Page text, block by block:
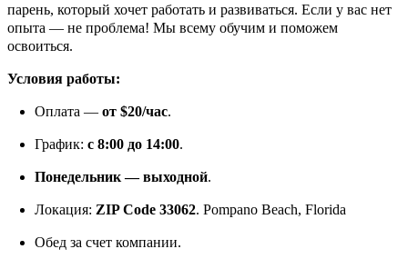
парень, который хочет работать и развиваться. Если у вас нет
опыта — не проблема! Мы всему обучим и поможем
освоиться.
Условия работы:
Оплата — от $20/час.
График: с 8:00 до 14:00.
Понедельник — выходной.
Локация: ZIP Code 33062. Pompano Beach, Florida
Обед за счет компании.